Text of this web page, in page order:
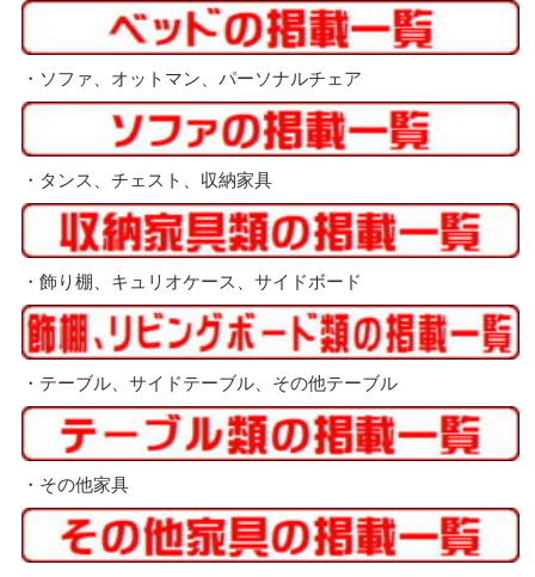
・ソファ、オットマン、パーソナルチェア
・タンス、チェスト、収納家具
・飾り棚、キュリオケース、サイドボード
・テーブル、サイドテーブル、その他テーブル
・その他家具